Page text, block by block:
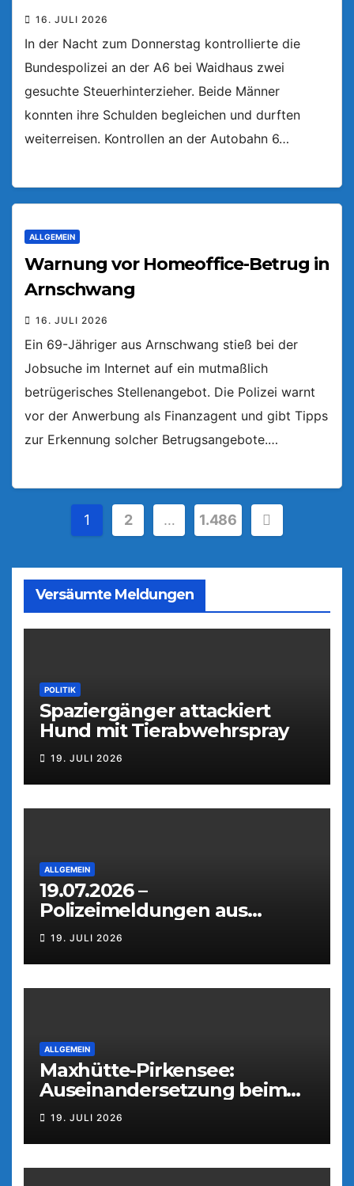
16. JULI 2026
In der Nacht zum Donnerstag kontrollierte die
Bundespolizei an der A6 bei Waidhaus zwei
gesuchte Steuerhinterzieher. Beide Männer
konnten ihre Schulden begleichen und durften
weiterreisen. Kontrollen an der Autobahn 6…
ALLGEMEIN
Warnung vor Homeoffice-Betrug in
Arnschwang
16. JULI 2026
Ein 69-Jähriger aus Arnschwang stieß bei der
Jobsuche im Internet auf ein mutmaßlich
betrügerisches Stellenangebot. Die Polizei warnt
vor der Anwerbung als Finanzagent und gibt Tipps
zur Erkennung solcher Betrugsangebote.…
Seitennummerierung
Beiträge
1 2 … 1.486
Versäumte Meldungen
POLITIK
Spaziergänger attackiert
Hund mit Tierabwehrspray
19. JULI 2026
ALLGEMEIN
19.07.2026 –
Polizeimeldungen aus
Weiden
19. JULI 2026
ALLGEMEIN
Maxhütte-Pirkensee:
Auseinandersetzung beim
Parkfest
19. JULI 2026